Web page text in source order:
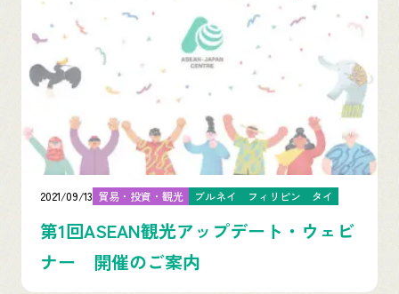
2021/09/13 貿易・投資・観光 ブルネイ フィリピン タイ
第1回ASEAN観光アップデート・ウェビ
ナー 開催のご案内